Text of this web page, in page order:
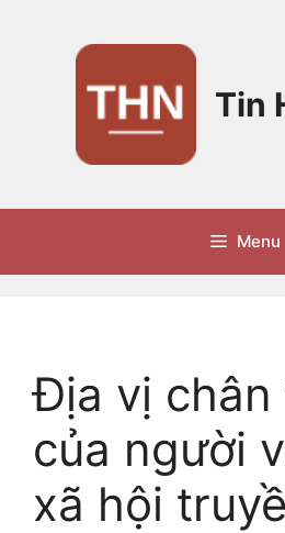
Tin
Menu
Địa vị
của người
xã hội